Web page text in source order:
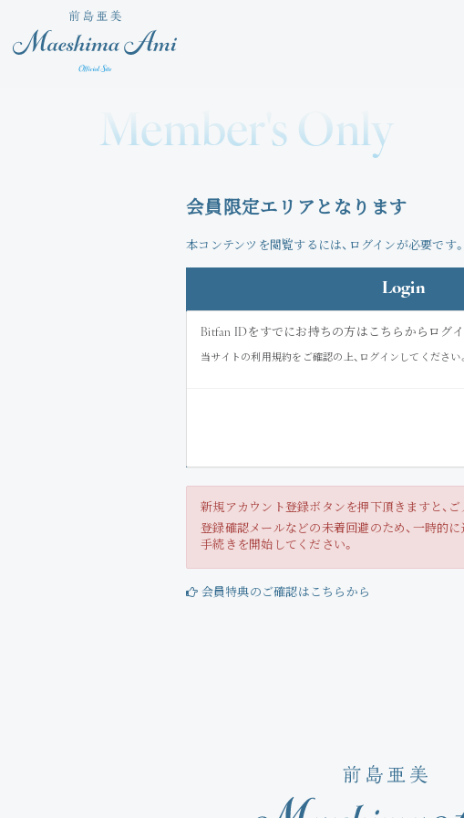
Member's Only
会員限定エリアとなります
本コンテンツを閲覧するには、ログインが必要です。
Login
Bitfan IDをすでにお持ちの方はこちらからログイ
当サイトの利用規約をご確認の上、ログインしてください。
新規アカウント登録ボタンを押下頂きますと、
登録確認メールなどの未着回避のため、一時的
手続きを開始してください。
会員特典のご確認はこちらから